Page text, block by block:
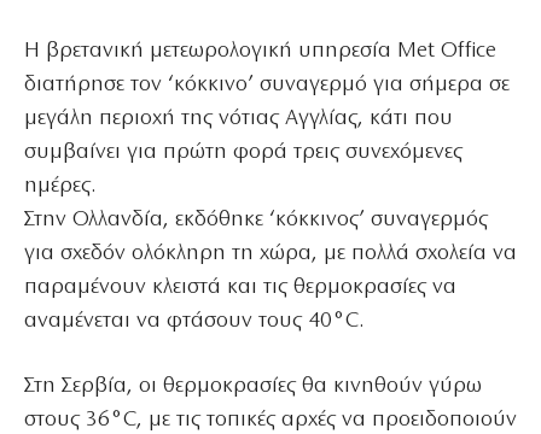
Η βρετανική μετεωρολογική υπηρεσία Met Office
διατήρησε τον ‘κόκκινο’ συναγερμό για σήμερα σε
μεγάλη περιοχή της νότιας Αγγλίας, κάτι που
συμβαίνει για πρώτη φορά τρεις συνεχόμενες
ημέρες.
Στην Ολλανδία, εκδόθηκε ‘κόκκινος’ συναγερμός
για σχεδόν ολόκληρη τη χώρα, με πολλά σχολεία να
παραμένουν κλειστά και τις θερμοκρασίες να
αναμένεται να φτάσουν τους 40°C.
Στη Σερβία, οι θερμοκρασίες θα κινηθούν γύρω
στους 36°C, με τις τοπικές αρχές να προειδοποιούν